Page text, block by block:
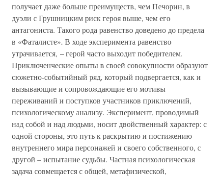
получает даже больше преимуществ, чем Печорин, в
дуэли с Грушницким риск героя выше, чем его
антагониста. Такого рода равенство доведено до предела
в «Фаталисте». В ходе эксперимента равенство
утрачивается, – герой часто выходит победителем.
Приключенческие опыты в своей совокупности образуют
сюжетно-событийный ряд, который подвергается, как и
вызывающие и сопровождающие его мотивы
переживаний и поступков участников приключений,
психологическому анализу. Эксперимент, проводимый
над собой и над людьми, носит двойственный характер: с
одной стороны, это путь к раскрытию и постижению
внутреннего мира персонажей и своего собственного, с
другой – испытание судьбы. Частная психологическая
задача совмещается с общей, метафизической,